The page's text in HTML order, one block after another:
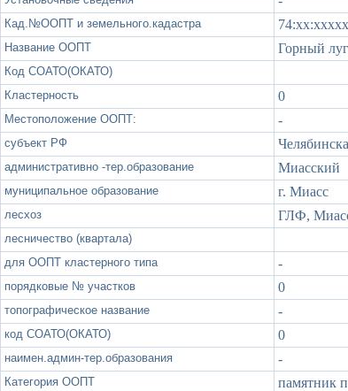
Кад.№ООПТ и земельного.кадастра
Название ООПТ
Горный
Код СОАТО(ОКАТО)
Кластерность
0
Местоположение ООПТ:
-
субъект РФ
административно -тер.образование
Миасский
муниципальное образование
г. Миасс
лесхоз
ГЛФ,
лесничество (квартала)
для ООПТ кластерного типа
-
порядковые № участков
0
топографическое название
-
код СОАТО(ОКАТО)
0
наимен.админ-тер.образования
-
Категория ООПТ
памятник